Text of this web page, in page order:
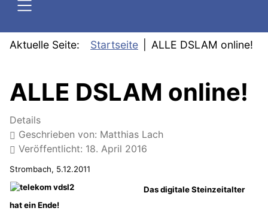
Aktuelle Seite: Startseite ALLE DSLAM online!
ALLE DSLAM online!
Details
Geschrieben von: Matthias Lach
Veröffentlicht: 18. April 2016
Strombach, 5.12.2011
Das digitale Steinzeitalter
hat ein Ende!